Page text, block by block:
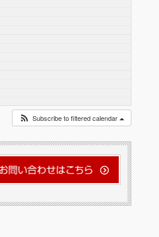
Subscribe to filtered calendar